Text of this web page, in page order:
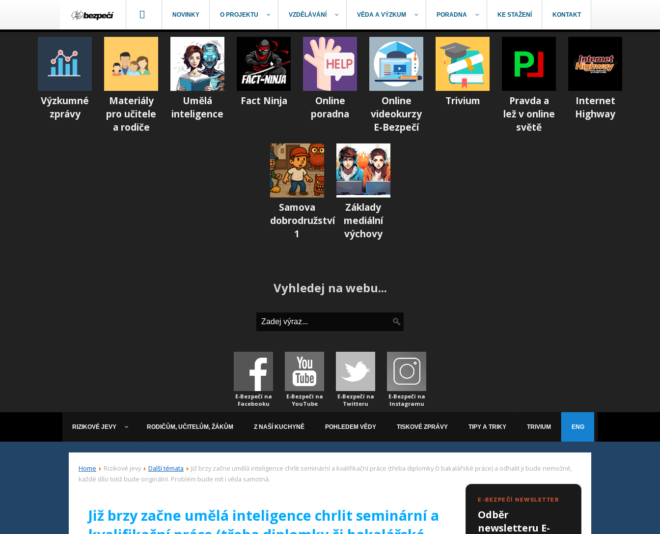
NOVINKY O PROJEKTU VZDĚLÁVÁNÍ VĚDA A VÝZKUM PORADNA KE STAŽENÍ KONTAKT
Výzkumné
zprávy
Materiály
pro učitele
a rodiče
Umělá
inteligence
Fact Ninja
Online
poradna
Online
videokurzy
E-Bezpečí
Trivium
Pravda a
lež v online
světě
Internet
Highway
Samova
dobrodružství
1
Základy
mediální
výchovy
Vyhledej na webu...
E-Bezpečí na
Facebooku
E-Bezpečí na
YouTube
E-Bezpečí na
Twitteru
E-Bezpečí na
Instagramu
RIZIKOVÉ JEVY RODIČŮM, UČITELŮM, ŽÁKŮM Z NAŠÍ KUCHYNĚ POHLEDEM VĚDY TISKOVÉ ZPRÁVY TIPY A TRIKY TRIVIUM ENG
Home Rizikové jevy Další témata
Již brzy začne umělá inteligence chrlit seminární a kvalifikační práce (třeba diplomky či bakalářské práce) a odhalit ji bude nemožné,
každé dílo totiž bude originální. Problém bude mít i věda samotná.
E-BEZPEČÍ NEWSLETTER
Odběr
newsletteru E-
Již brzy začne umělá inteligence chrlit seminární a